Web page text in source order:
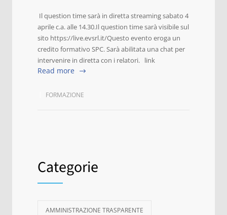
Il question time sarà in diretta streaming sabato 4
aprile c.a. alle 14.30.Il question time sarà visibile sul
sito https://live.evsrl.it/Questo evento eroga un
credito formativo SPC. Sarà abilitata una chat per
intervenire in diretta con i relatori. link
Read more
FORMAZIONE
Categorie
AMMINISTRAZIONE TRASPARENTE